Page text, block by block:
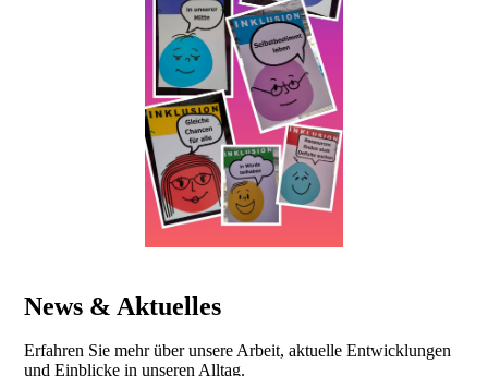
News & Aktuelles
Erfahren Sie mehr über unsere Arbeit, aktuelle Entwicklungen
und Einblicke in unseren Alltag.